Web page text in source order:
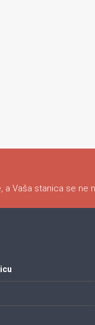
Vaša stanica se ne